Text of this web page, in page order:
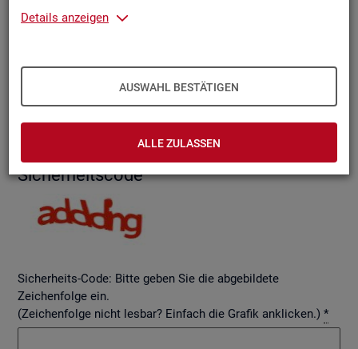
Details anzeigen
AUSWAHL BESTÄTIGEN
ALLE ZULASSEN
Si­cher­heits­code
Sicherheits-Code: Bitte geben Sie die abgebildete
Zeichenfolge ein.
(Zeichenfolge nicht lesbar? Einfach die Grafik anklicken.) *